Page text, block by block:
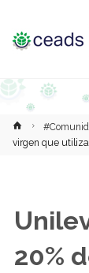
Inicio
virgen que utiliza
20%